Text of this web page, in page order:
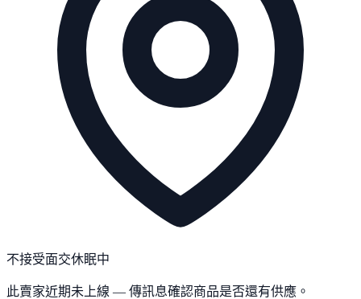
不接受面交休眠中
此賣家近期未上線 — 傳訊息確認商品是否還有供應。